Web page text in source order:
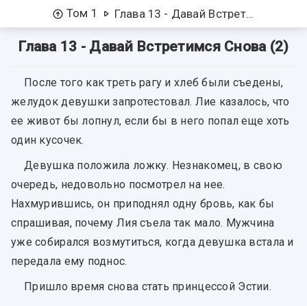
Том 1 Глава 13 - Давай Встретимся Снова (2)
Глава 13 - Давай Встретимся Снова (2)
После того как треть рагу и хлеб были съедены,
желудок девушки запротестовал. Лие казалось, что
ее живот бы лопнул, если бы в него попал еще хоть
один кусочек.
Девушка положила ложку. Незнакомец, в свою
очередь, недовольно посмотрел на нее.
Нахмурившись, он приподнял одну бровь, как бы
спрашивая, почему Лия съела так мало. Мужчина
уже собирался возмутиться, когда девушка встала и
передала ему поднос.
Пришло время снова стать принцессой Эстии.